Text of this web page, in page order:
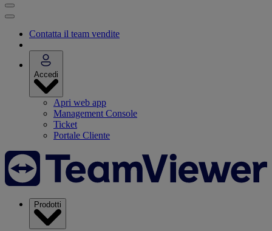
Contatta il team vendite
Accedi
Apri web app
Management Console
Ticket
Portale Cliente
Prodotti